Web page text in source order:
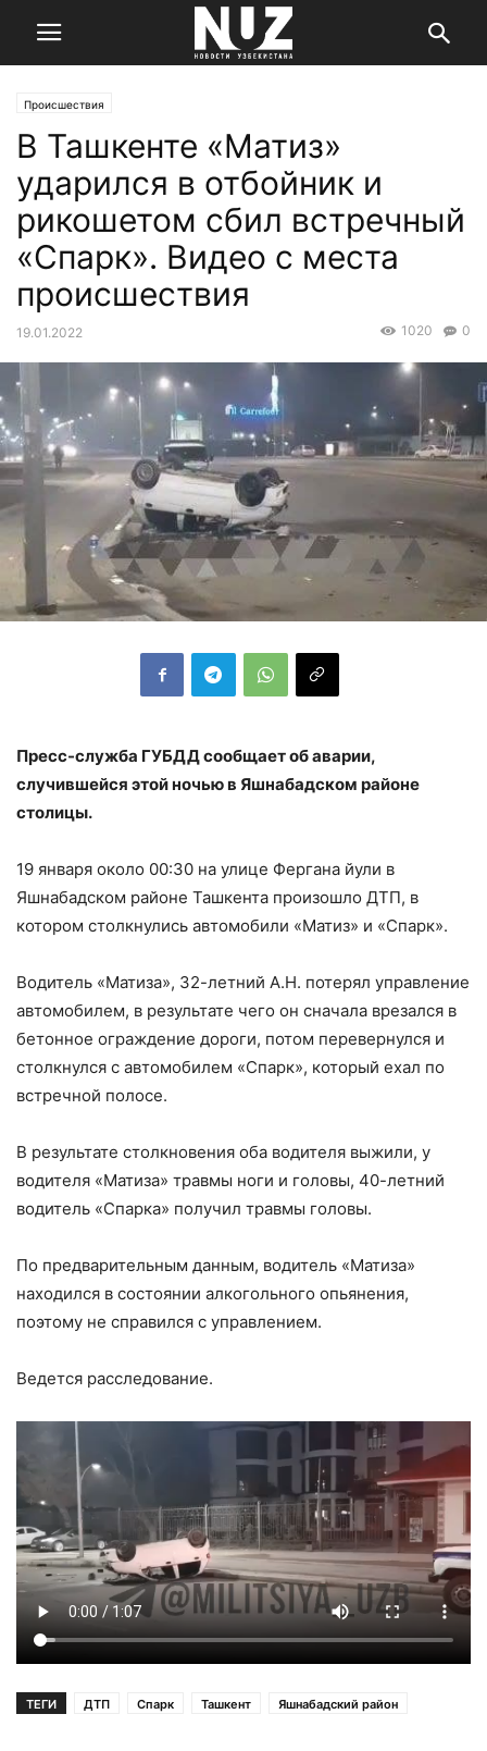
Происшествия
В Ташкенте «Матиз»
ударился в отбойник и
рикошетом сбил встречный
«Спарк». Видео с места
происшествия
19.01.2022 0
1020
Пресс-служба ГУБДД сообщает об аварии,
случившейся этой ночью в Яшнабадском районе
столицы.
19 января около 00:30 на улице Фергана йули в
Яшнабадском районе Ташкента произошло ДТП, в
котором столкнулись автомобили «Матиз» и «Спарк».
Водитель «Матиза», 32-летний А.Н. потерял управление
автомобилем, в результате чего он сначала врезался в
бетонное ограждение дороги, потом перевернулся и
столкнулся с автомобилем «Спарк», который ехал по
встречной полосе.
В результате столкновения оба водителя выжили, у
водителя «Матиза» травмы ноги и головы, 40-летний
водитель «Спарка» получил травмы головы.
По предварительным данным, водитель «Матиза»
находился в состоянии алкогольного опьянения,
поэтому не справился с управлением.
Ведется расследование.
ТЕГИ ДТП Спарк Ташкент Яшнабадский район